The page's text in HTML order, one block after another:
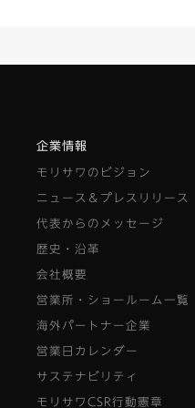
企業情報
モリサワのビジョン
ニュース＆プレスリリース
代表からのメッセージ
歴史・沿革
会社概要
営業所・ショールーム一覧
海外パートナー企業
営業日カレンダー
サステナビリティ
モリサワCSR行動憲章